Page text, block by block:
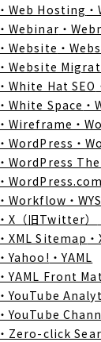
・Web Hosting
・Webinar ・
・Website ・
・Website
・White Hat SEO
・White Space
・Wireframe ・
・WordPress ・
・WordPress
・WordPress.com
・Workflow ・
・X（旧Twitter）
・XML Sitemap
・Yahoo! ・YAML
・YAML Front
・YouTube
・YouTube
・Zero-click